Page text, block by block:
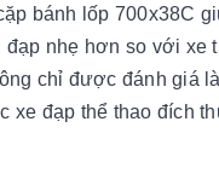
bánh lốp 700x38C
nhẹ hơn so với xe
chỉ được đánh giá
xe đạp thể thao đích